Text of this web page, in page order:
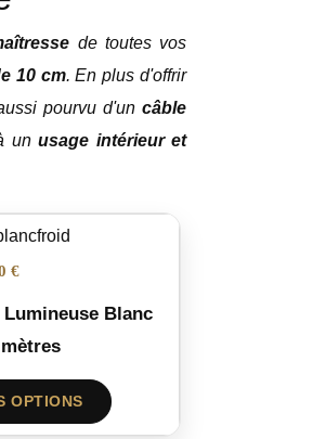
de toutes vos
10 cm. En plus d'offrir
pourvu d'un câble
unusage intérieur et
€
Blanc
OPTIONS